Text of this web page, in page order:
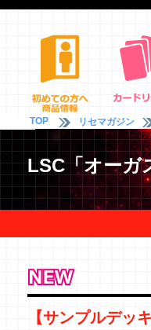
TOP リセマガジン
LSC「オーガ
【サンプルデッ